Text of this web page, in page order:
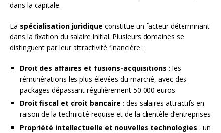
dans la capitale.
La spécialisation juridique constitue un facteur déterminant
dans la fixation du salaire initial. Plusieurs domaines se
distinguent par leur attractivité financière :
Droit des affaires et fusions-acquisitions : les
rémunérations les plus élevées du marché, avec des
packages dépassant régulièrement 50 000 euros
Droit fiscal et droit bancaire : des salaires attractifs en
raison de la technicité requise et de la clientèle d’entreprises
Propriété intellectuelle et nouvelles technologies : un